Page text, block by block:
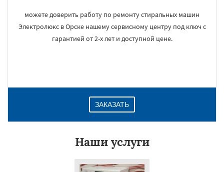
можете доверить работу по ремонту стиральных машин
Электролюкс в Орске нашему сервисному центру под ключ с
гарантией от 2-х лет и доступной цене.
ЗАКАЗАТЬ
Наши услуги